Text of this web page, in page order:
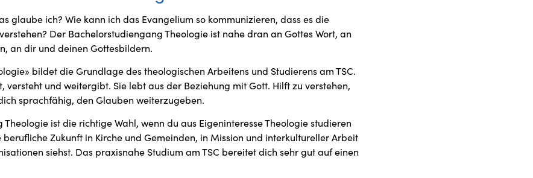
glaube ich? Wie kann ich das Evangelium so kommunizieren, dass es die
Der Bachelorstudiengang Theologie ist nahe dran an Gottes Wort, an
an dir und deinen Gottesbildern.
bildet die Grundlage des theologischen Arbeitens und Studierens am TSC.
versteht und weitergibt. Sie lebt aus der Beziehung mit Gott. Hilft zu verstehen,
sprachfähig, den Glauben weiterzugeben.
ist die richtige Wahl, wenn du aus Eigeninteresse Theologie studieren
Zukunft in Kirche und Gemeinden, in Mission und interkultureller Arbeit
siehst. Das praxisnahe Studium am TSC bereitet dich sehr gut auf einen